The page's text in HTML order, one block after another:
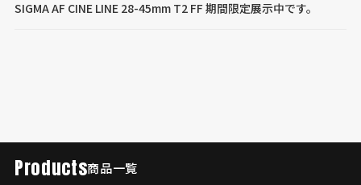
SIGMA AF CINE LINE 28-45mm T2 FF 期間限定展示中です。
Products商品一覧